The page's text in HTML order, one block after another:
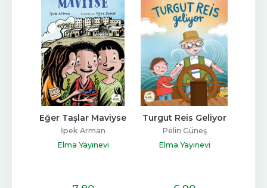
Eğer Taşlar Maviyse
İpek Arman
Elma Yayınevi
Turgut Reis Geliyor
Pelin Güneş
Elma Yayınevi